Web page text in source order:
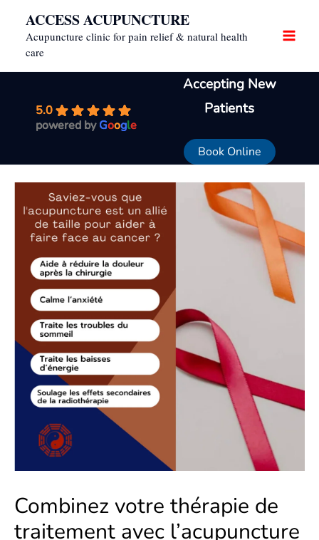
content
ACCESS ACUPUNCTURE
Acupuncture clinic for pain relief & natural health
care
5.0
powered byGoogle
Accepting New
Patients
Book Online
5.0
powered byGoogle
Combinez votre thérapie de
traitement avec l’acupuncture